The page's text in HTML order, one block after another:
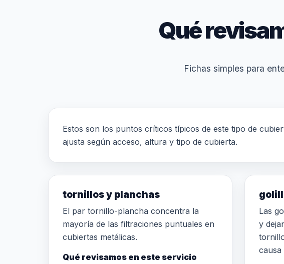
Qué
Fichas simples para
Estos son los puntos críticos típicos de este tipo de
ajusta según acceso, altura y tipo de cubierta.
tornillos y planchas
El par tornillo-plancha concentra la
mayoría de las filtraciones puntuales en
cubiertas metálicas.
Qué revisamos en este servicio
Las
y